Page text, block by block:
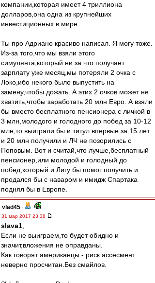
компании,которая имеет 4 триллиона
долларов,она одна из крупнейших
инвестиционных в мире.
Ты про Адриано красиво написал. Я могу тоже.
Из-за того,что мы взяли этого
симулянта,который ни за что получает
зарплату уже месяц,мы потеряли 2 очка с
Локо,ибо некого было выпустить на
замену,чтобы дожать. А этих 2 очков может не
хватить,чтобы заработать 20 млн Евро. А взяли
бы вместо бесплатного пенсионера с личкой в
3 млн,молодого и голодного до побед за 10-12
млн,то выиграли бы и титул впервые за 15 лет
и 20 млн получили и ЛЧ не позорились с
Поповым. Вот и считай,что лучше,бесплатный
пенсионер,или молодой и голодный до
побед,который и Лигу бы помог получить и
продался бы с наваром и имидж Спартака
поднял бы в Европе.
vlad45 -
31 мар 2017 23:38
slava1
Если не выиграем,то будет обидно и
значит,вложения не оправданы.
Как говорят американцы - риск ассесмент
неверно просчитан.Без смайлов.